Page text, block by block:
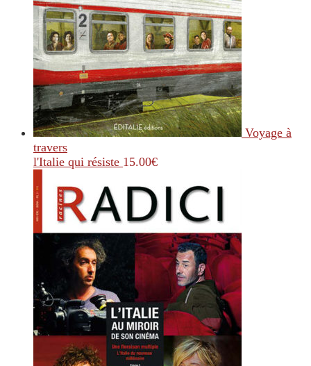
Voyage à
travers
l'Italie qui résiste 15.00€